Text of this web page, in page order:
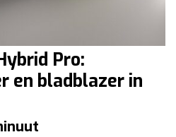
Pro:
en bladblazer in